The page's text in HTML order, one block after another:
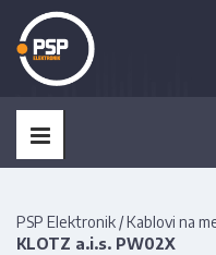
PSP Elektronik /Kablovi na
KLOTZ a.i.s. PW02X